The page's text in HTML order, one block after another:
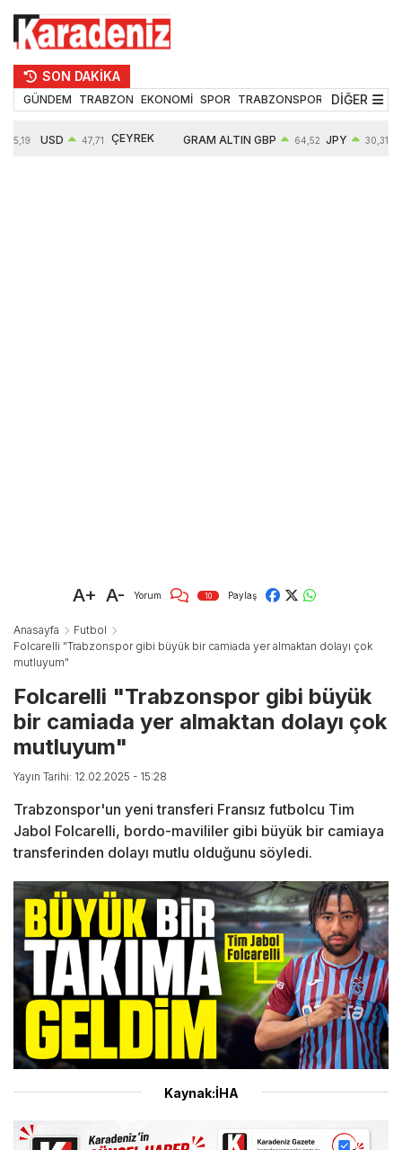
SON DAKİKA
GÜNDEM TRABZON EKONOMİ SPOR TRABZONSPOR TEKNOLOJİ
DİĞER
55,19 USD 47,71 ÇEYREK GRAM ALTIN GBP 64,52 JPY 30,31
A+ A- Yorum 10 Paylaş
Anasayfa
Futbol
Folcarelli "Trabzonspor gibi büyük bir camiada yer almaktan dolayı çok
mutluyum"
Folcarelli "Trabzonspor gibi büyük
bir camiada yer almaktan dolayı çok
mutluyum"
Yayın Tarihi: 12.02.2025 - 15:28
Trabzonspor'un yeni transferi Fransız futbolcu Tim
Jabol Folcarelli, bordo-mavililer gibi büyük bir camiaya
transferinden dolayı mutlu olduğunu söyledi.
Kaynak:İHA